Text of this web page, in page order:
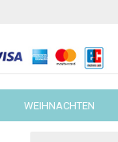
WEIHNACHTEN